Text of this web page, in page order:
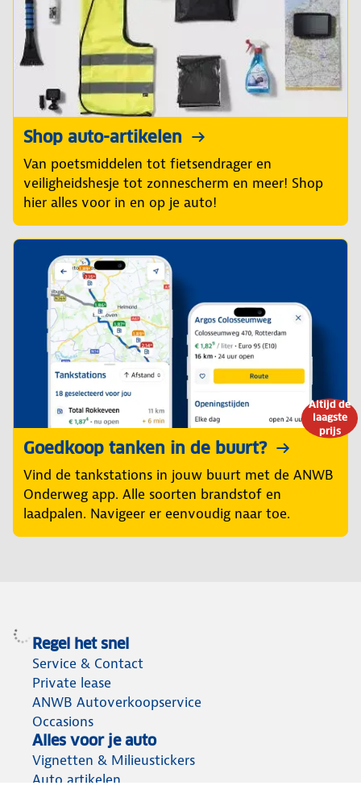
Shop auto-artikelen
Van poetsmiddelen tot fietsendrager en
veiligheidshesje tot zonnescherm en meer! Shop
hier alles voor in en op je auto!
Altijd de
laagste
prijs
Goedkoop tanken in de buurt?
Vind de tankstations in jouw buurt met de ANWB
Onderweg app. Alle soorten brandstof en
laadpalen. Navigeer er eenvoudig naar toe.
Regel het snel
Service & Contact
Private lease
ANWB Autoverkoopservice
Occasions
Alles voor je auto
Vignetten & Milieustickers
Auto artikelen